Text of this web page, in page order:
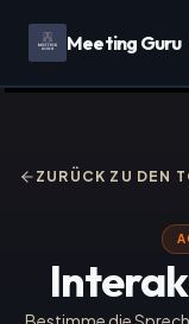
Meeting Guru
ZURÜCK ZU DEN